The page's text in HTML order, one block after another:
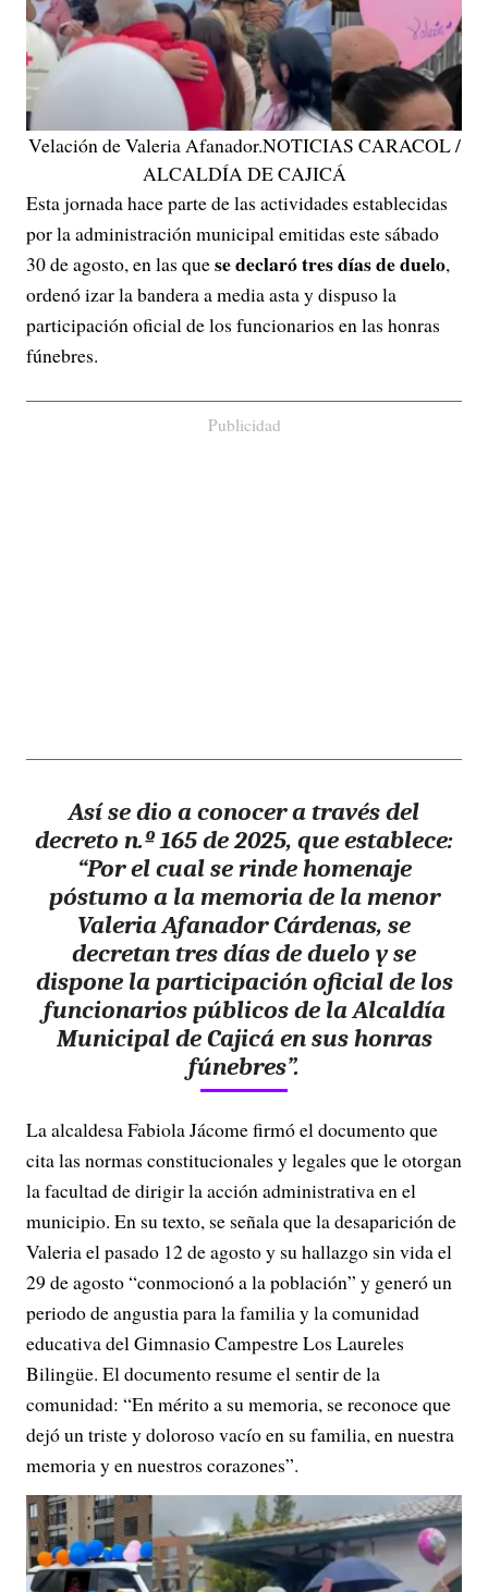
Velación de Valeria Afanador.NOTICIAS CARACOL /
ALCALDÍA DE CAJICÁ
Esta jornada hace parte de las actividades establecidas
por la administración municipal emitidas este sábado
30 de agosto, en las quese declaró tres días de duelo,
ordenó izar la bandera a media asta y dispuso la
participación oficial de los funcionarios en las honras
fúnebres.
Publicidad
Así se dio a conocer a través del
decreto n.º 165 de 2025, que establece:
“Por el cual se rinde homenaje
póstumo a la memoria de la menor
Valeria Afanador Cárdenas, se
decretan tres días de duelo y se
dispone la participación oficial de los
funcionarios públicos de la Alcaldía
Municipal de Cajicá en sus honras
fúnebres”.
La alcaldesa Fabiola Jácome firmó el documento que
cita las normas constitucionales y legales que le otorgan
la facultad de dirigir la acción administrativa en el
municipio. En su texto, se señala que la desaparición de
Valeria el pasado 12 de agosto y su hallazgo sin vida el
29 de agosto “conmocionó a la población” y generó un
periodo de angustia para la familia y la comunidad
educativa del Gimnasio Campestre Los Laureles
Bilingüe. El documento resume el sentir de la
comunidad: “En mérito a su memoria, se reconoce que
dejó un triste y doloroso vacío en su familia, en nuestra
memoria y en nuestros corazones”.